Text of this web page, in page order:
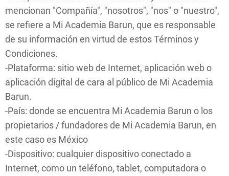
mencionan "Compañía", "nosotros", "nos" o "nuestro",
se refiere a Mi Academia Barun, que es responsable
de su información en virtud de estos Términos y
Condiciones.
-Plataforma: sitio web de Internet, aplicación web o
aplicación digital de cara al público de Mi Academia
Barun.
-País: donde se encuentra Mi Academia Barun o los
propietarios / fundadores de Mi Academia Barun, en
este caso es México
-Dispositivo: cualquier dispositivo conectado a
Internet, como un teléfono, tablet, computadora o